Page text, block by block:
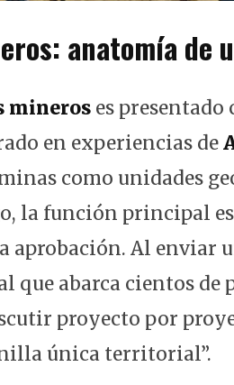
anatomía de
mineros es
en experiencias de
como unidades
la función principal
aprobación. Al enviar
que abarca cientos de
proyecto por
única territorial”.